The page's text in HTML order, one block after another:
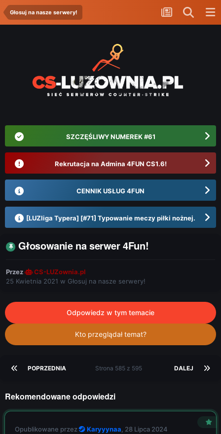
Głosuj na nasze serwery!
SZCZĘŚLIWY NUMEREK #61
Rekrutacja na Admina 4FUN CS1.6!
CENNIK USŁUG 4FUN
[LUZliga Typera] [#71] Typowanie meczy piłki nożnej.
Głosowanie na serwer 4Fun!
Przez
CS-LUZownia.pl
25 Kwietnia 2021 w Głosuj na nasze serwery!
Odpowiedz w tym temacie
Kto przeglądał temat?
POPRZEDNIA DALEJ
Strona 585 z 595
Rekomendowane odpowiedzi
Opublikowane przez Karyyynaa 28 Lipca 2024